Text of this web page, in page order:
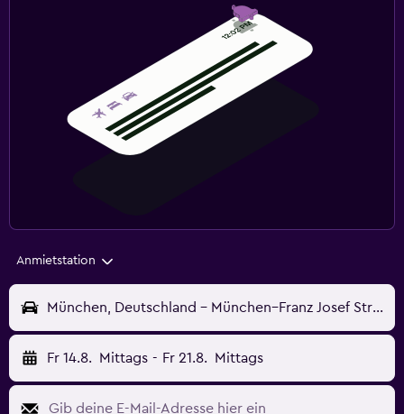
Anmietstation
München, Deutschland - München–Franz Josef Strauß (MUC)
Fr 14.8. Mittags - Fr 21.8. Mittags